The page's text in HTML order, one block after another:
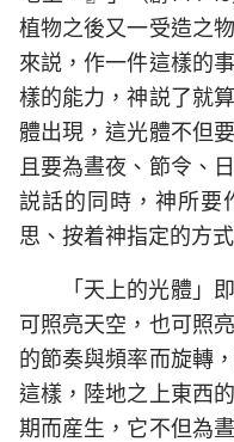
植物之後又一受造之
來説，作一件這樣的
樣的能力，神説了就
體出現，這光體不但
且要為晝夜、節令、
説話的同時，神所要
思、按着神指定的方
「天上的光體」
可照亮天空，也可照
的節奏與頻率而旋轉
這樣，陸地之上東西
期而産生，它不但為